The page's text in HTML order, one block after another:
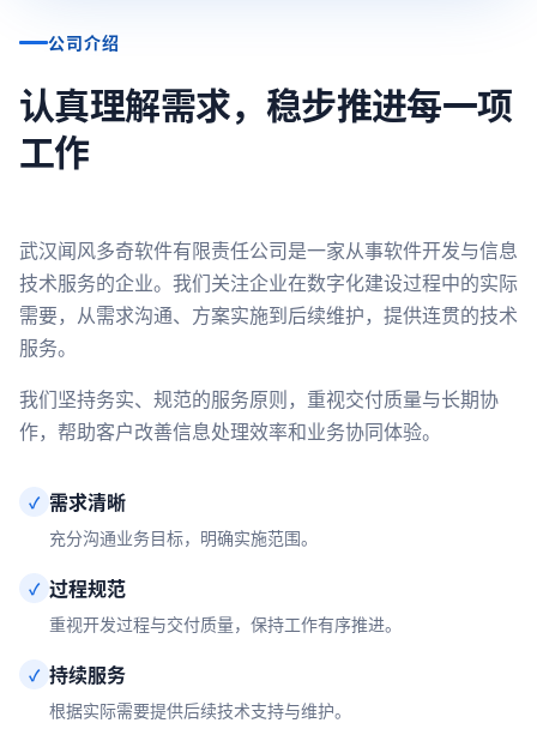
公司介绍
认真理解需求，稳步推进每一项
工作
武汉闻风多奇软件有限责任公司是一家从事软件开发与信息
技术服务的企业。我们关注企业在数字化建设过程中的实际
需要，从需求沟通、方案实施到后续维护，提供连贯的技术
服务。
我们坚持务实、规范的服务原则，重视交付质量与长期协
作，帮助客户改善信息处理效率和业务协同体验。
✓ 需求清晰
充分沟通业务目标，明确实施范围。
✓ 过程规范
重视开发过程与交付质量，保持工作有序推进。
✓ 持续服务
根据实际需要提供后续技术支持与维护。